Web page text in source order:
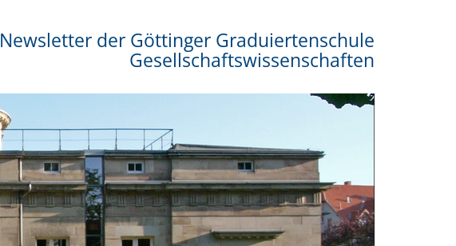
Newsletter der Göttinger Graduiertenschule
Gesellschaftswissenschaften